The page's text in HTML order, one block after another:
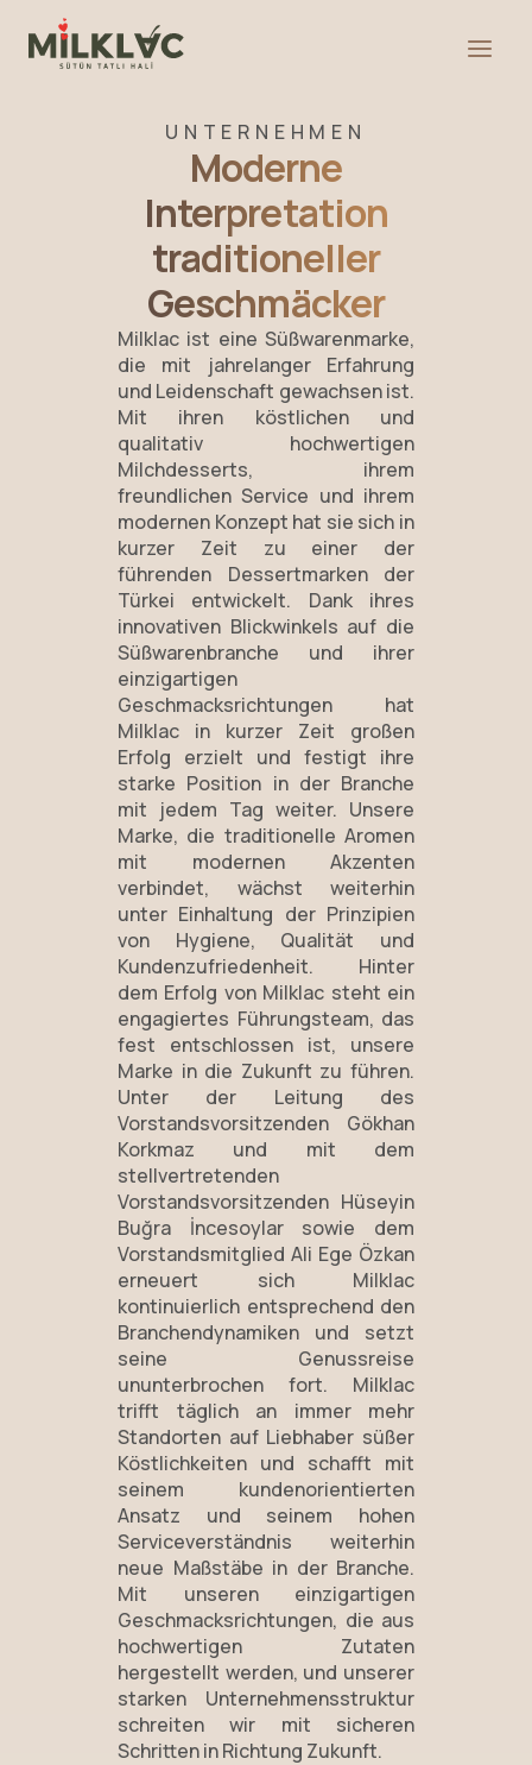
UNTERNEHMEN
Moderne
Interpretation
traditioneller
Geschmäcker
Milklac ist eine Süßwarenmarke,
die mit jahrelanger Erfahrung
und Leidenschaft gewachsen ist.
Mit ihren köstlichen und
qualitativ hochwertigen
Milchdesserts, ihrem
freundlichen Service und ihrem
modernen Konzept hat sie sich in
kurzer Zeit zu einer der
führenden Dessertmarken der
Türkei entwickelt. Dank ihres
innovativen Blickwinkels auf die
Süßwarenbranche und ihrer
einzigartigen
Geschmacksrichtungen hat
Milklac in kurzer Zeit großen
Erfolg erzielt und festigt ihre
starke Position in der Branche
mit jedem Tag weiter. Unsere
Marke, die traditionelle Aromen
mit modernen Akzenten
verbindet, wächst weiterhin
unter Einhaltung der Prinzipien
von Hygiene, Qualität und
Kundenzufriedenheit. Hinter
dem Erfolg von Milklac steht ein
engagiertes Führungsteam, das
fest entschlossen ist, unsere
Marke in die Zukunft zu führen.
Unter der Leitung des
Vorstandsvorsitzenden Gökhan
Korkmaz und mit dem
stellvertretenden
Vorstandsvorsitzenden Hüseyin
Buğra İncesoylar sowie dem
Vorstandsmitglied Ali Ege Özkan
erneuert sich Milklac
kontinuierlich entsprechend den
Branchendynamiken und setzt
seine Genussreise
ununterbrochen fort. Milklac
trifft täglich an immer mehr
Standorten auf Liebhaber süßer
Köstlichkeiten und schafft mit
seinem kundenorientierten
Ansatz und seinem hohen
Serviceverständnis weiterhin
neue Maßstäbe in der Branche.
Mit unseren einzigartigen
Geschmacksrichtungen, die aus
hochwertigen Zutaten
hergestellt werden, und unserer
starken Unternehmensstruktur
schreiten wir mit sicheren
Schritten in Richtung Zukunft.